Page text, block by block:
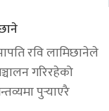
रवि लामिछानेले
गरिरहेको
पुर्‍याएरै